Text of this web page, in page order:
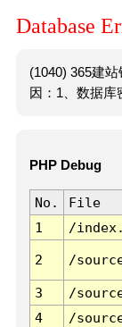
Database
(1040) 365建
因：1、数据库
PHP Debug
No. File
1
/
2 /
3 /
4
/